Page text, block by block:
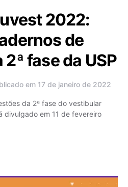
2022:
de
fase da USP
em 17 de janeiro de 2022
da 2ª fase do vestibular
divulgado em 11 de fevereiro